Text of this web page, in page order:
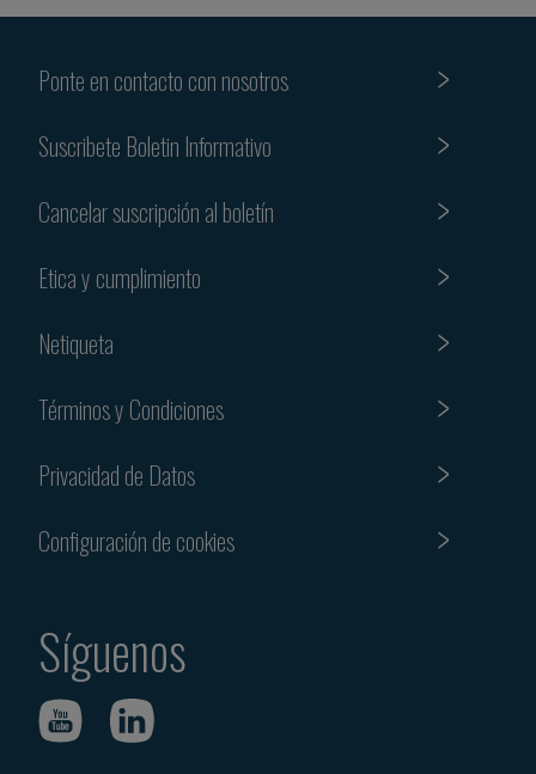
Ponte en contacto con nosotros
Suscribete Boletin Informativo
Cancelar suscripción al boletín
Etica y cumplimiento
Netiqueta
Términos y Condiciones
Privacidad de Datos
Configuración de cookies
Síguenos